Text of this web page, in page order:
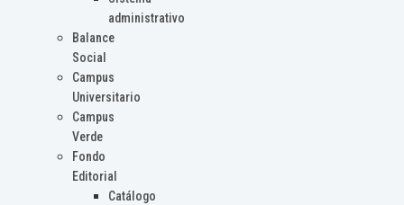
administrativo
Balance
Social
Campus
Universitario
Campus
Verde
Fondo
Editorial
Catálogo